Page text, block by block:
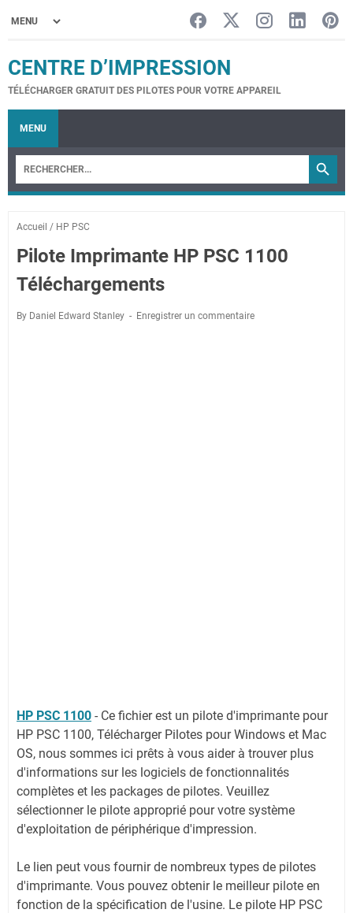
CENTRE D’IMPRESSION
TÉLÉCHARGER GRATUIT DES PILOTES POUR VOTRE APPAREIL
MENU
Accueil / HP PSC
Pilote Imprimante HP PSC 1100
Téléchargements
By Daniel Edward Stanley Enregistrer un commentaire
HP PSC 1100 - Ce fichier est un pilote d'imprimante pour
HP PSC 1100, Télécharger Pilotes pour Windows et Mac
OS, nous sommes ici prêts à vous aider à trouver plus
d'informations sur les logiciels de fonctionnalités
complètes et les packages de pilotes. Veuillez
sélectionner le pilote approprié pour votre système
d'exploitation de périphérique d'impression.
Le lien peut vous fournir de nombreux types de pilotes
d'imprimante. Vous pouvez obtenir le meilleur pilote en
fonction de la spécification de l'usine. Le pilote HP PSC